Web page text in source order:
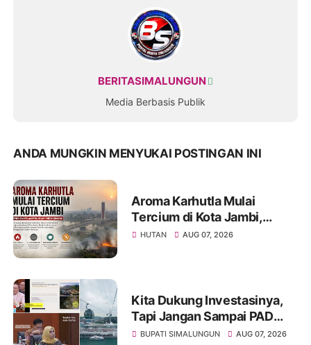
BERITASIMALUNGUN
Media Berbasis Publik
ANDA MUNGKIN MENYUKAI POSTINGAN INI
Aroma Karhutla Mulai
Tercium di Kota Jambi,
Warga Diminta Waspada
HUTAN AUG 07, 2026
Kita Dukung Investasinya,
Tapi Jangan Sampai PAD
Simalungun yang Jadi
BUPATI SIMALUNGUN AUG 07, 2026